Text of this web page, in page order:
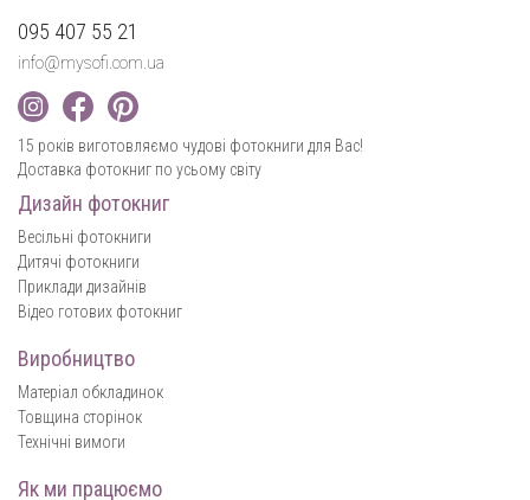
095 407 55 21
info@mysofi.com.ua
15 років виготовляємо чудові фотокниги для Вас!
Доставка фотокниг по усьому світу
Дизайн фотокниг
Весільні фотокниги
Дитячі фотокниги
Приклади дизайнів
Відео готових фотокниг
Виробництво
Матеріал обкладинок
Товщина сторінок
Технічні вимоги
Як ми працюємо